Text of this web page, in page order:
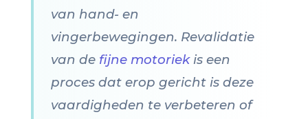
van hand- en
vingerbewegingen. Revalidatie
van de fijne motoriekis een
proces dat erop gericht is deze
vaardigheden te verbeteren of